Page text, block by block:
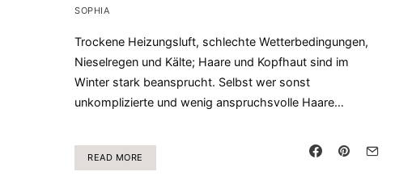
SOPHIA
Trockene Heizungsluft, schlechte Wetterbedingungen,
Nieselregen und Kälte; Haare und Kopfhaut sind im
Winter stark beansprucht. Selbst wer sonst
unkomplizierte und wenig anspruchsvolle Haare…
READ MORE